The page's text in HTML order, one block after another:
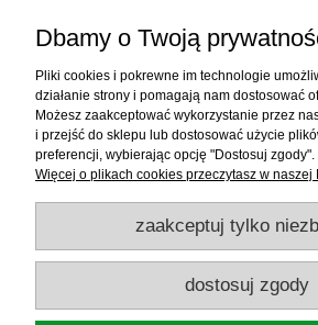
do koszyka
Informacje
Sklep
RATY
Promocje
Dbamy o Twoją
Pliki cookies i pokrewne im technologie
działanie strony i pomagają nam dostosować
Możesz zaakceptować wykorzystanie przez
i przejść do sklepu lub dostosować użycie
preferencji, wybierając opcję "Dostosuj zgody".
Więcej o plikach cookies przeczytasz w naszej
zaakceptuj tylko
dostosuj zgody